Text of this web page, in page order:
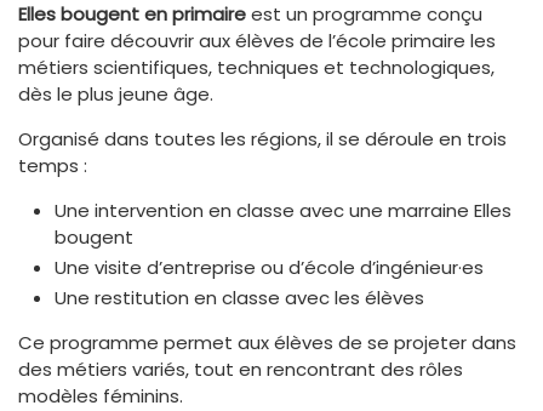
Elles bougent en primaireest un programme conçu
pour faire découvrir aux élèves de l’école primaire les
métiers scientifiques, techniques et technologiques,
dès le plus jeune âge.
Organisé dans toutes les régions, il se déroule en trois
temps :
Une intervention en classe avec une marraine Elles
bougent
Une visite d’entreprise ou d’école d’ingénieur·es
Une restitution en classe avec les élèves
Ce programme permet aux élèves de se projeter dans
des métiers variés, tout en rencontrant des rôles
modèles féminins.